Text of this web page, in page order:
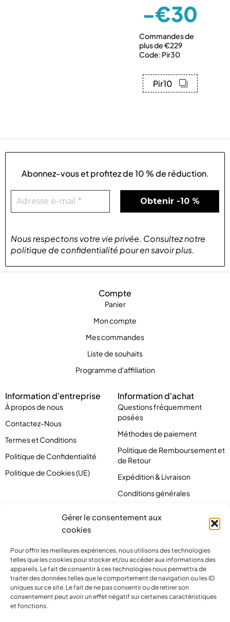
Gérer le consentement aux
cookies
Pour offrir les meilleures expériences, nous utilisons des technologies
telles que les cookies pour stocker et/ou accéder aux informations des
appareils. Le fait de consentir à ces technologies nous permettra de
traiter des données telles que le comportement de navigation ou les ID
uniques sur ce site. Le fait de ne pas consentir ou de retirer son
consentement peut avoir un effet négatif sur certaines caractéristiques
et fonctions.
-€30
Commandes de
plus de €229
Code: Pir30
Pir10
Compte
Panier
Mon compte
Mes commandes
Liste de souhaits
Programme d'affiliation
Information d'entreprise
À propos de nous
Contactez-Nous
Termes et Conditions
Politique de Confidentialité
Politique de Cookies (UE)
Information d'achat
Questions fréquemment
posées
Méthodes de paiement
Politique de Remboursement et
de Retour
Expédition & Livraison
Conditions générales
Abonnez-vous et profitez de10 % de réduction.
Nous respectons votre vie privée. Consultez notre
politique de confidentialitépouren savoir plus.